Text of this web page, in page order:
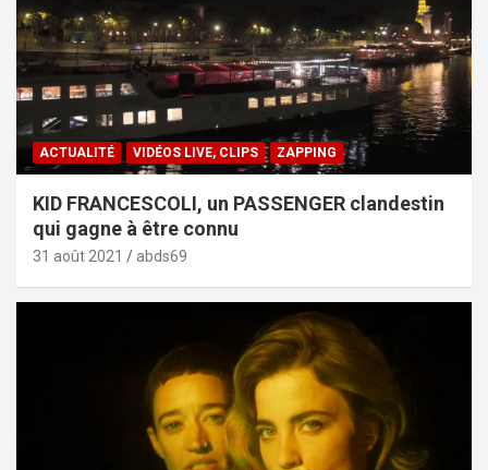
ACTUALITÉ VIDÉOS LIVE, CLIPS ZAPPING
KID FRANCESCOLI, un PASSENGER clandestin
qui gagne à être connu
31 août 2021 abds69